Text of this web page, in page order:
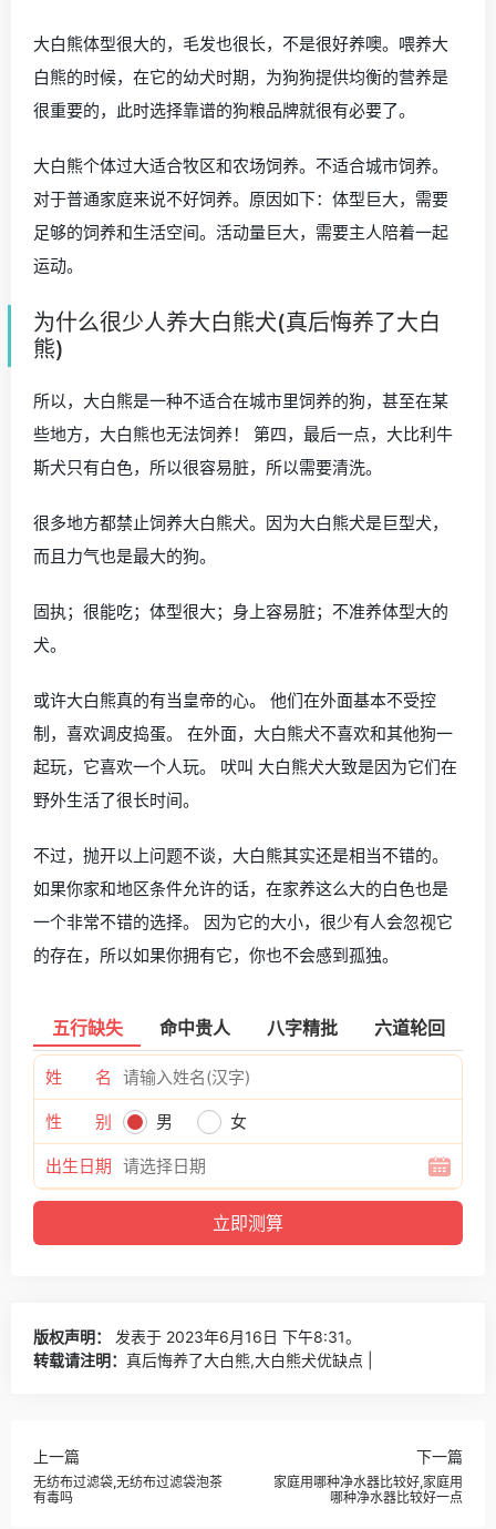
大白熊体型很大的，毛发也很长，不是很好养噢。喂养大
白熊的时候，在它的幼犬时期，为狗狗提供均衡的营养是
很重要的，此时选择靠谱的狗粮品牌就很有必要了。
大白熊个体过大适合牧区和农场饲养。不适合城市饲养。
对于普通家庭来说不好饲养。原因如下：体型巨大，需要
足够的饲养和生活空间。活动量巨大，需要主人陪着一起
运动。
为什么很少人养大白熊犬(真后悔养了大白
熊)
所以，大白熊是一种不适合在城市里饲养的狗，甚至在某
些地方，大白熊也无法饲养！ 第四，最后一点，大比利牛
斯犬只有白色，所以很容易脏，所以需要清洗。
很多地方都禁止饲养大白熊犬。因为大白熊犬是巨型犬，
而且力气也是最大的狗。
固执；很能吃；体型很大；身上容易脏；不准养体型大的
犬。
或许大白熊真的有当皇帝的心。 他们在外面基本不受控
制，喜欢调皮捣蛋。 在外面，大白熊犬不喜欢和其他狗一
起玩，它喜欢一个人玩。 吠叫 大白熊犬大致是因为它们在
野外生活了很长时间。
不过，抛开以上问题不谈，大白熊其实还是相当不错的。
如果你家和地区条件允许的话，在家养这么大的白色也是
一个非常不错的选择。 因为它的大小，很少有人会忽视它
的存在，所以如果你拥有它，你也不会感到孤独。
五行缺失 命中贵人 八字精批 六道轮回
姓 名
性 别 男 女
出生日期
版权声明：
发表于 2023年6月16日 下午8:31。
转载请注明： 真后悔养了大白熊,大白熊犬优缺点 |
上一篇
无纺布过滤袋,无纺布过滤袋泡茶
有毒吗
下一篇
家庭用哪种净水器比较好,家庭用
哪种净水器比较好一点